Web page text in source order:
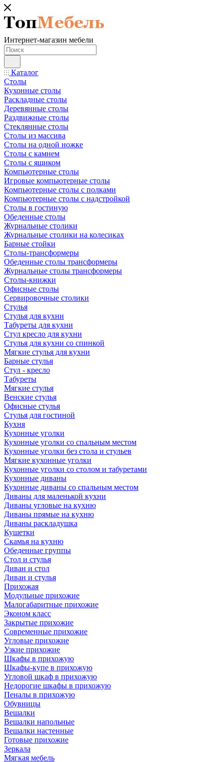
Интернет-магазин мебели
Каталог
Столы
Кухонные столы
Раскладные столы
Деревянные столы
Раздвижные столы
Стеклянные столы
Столы из массива
Столы на одной ножке
Столы с камнем
Столы с ящиком
Компьютерные столы
Игровые компьютерные столы
Компьютерные столы с полками
Компьютерные столы с надстройкой
Столы в гостиную
Обеденные столы
Журнальные столики
Журнальные столики на колесиках
Барные стойки
Столы-трансформеры
Обеденные столы трансформеры
Журнальные столы трансформеры
Столы-книжки
Офисные столы
Сервировочные столики
Стулья
Стулья для кухни
Табуреты для кухни
Стул кресло для кухни
Стулья для кухни со спинкой
Мягкие стулья для кухни
Барные стулья
Стул - кресло
Табуреты
Мягкие стулья
Венские стулья
Офисные стулья
Стулья для гостиной
Кухня
Кухонные уголки
Кухонные уголки со спальным местом
Кухонные уголки без стола и стульев
Мягкие кухонные уголки
Кухонные уголки со столом и табуретами
Кухонные диваны
Кухонные диваны со спальным местом
Диваны для маленькой кухни
Диваны угловые на кухню
Диваны прямые на кухню
Диваны раскладушка
Кушетки
Скамья на кухню
Обеденные группы
Стол и стулья
Диван и стол
Диван и стулья
Прихожая
Модульные прихожие
Малогабаритные прихожие
Эконом класс
Закрытые прихожие
Современные прихожие
Угловые прихожие
Узкие прихожие
Шкафы в прихожую
Шкафы-купе в прихожую
Угловой шкаф в прихожую
Недорогие шкафы в прихожую
Пеналы в прихожую
Обувницы
Вешалки
Вешалки напольные
Вешалки настенные
Готовые прихожие
Зеркала
Мягкая мебель